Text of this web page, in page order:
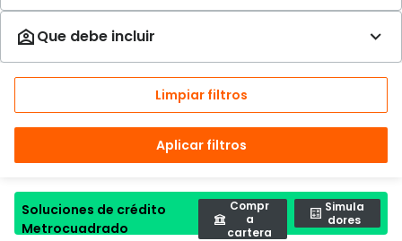
Limpiar filtros
Aplicar filtros
Soluciones de crédito
Metrocuadrado
Compr
a
cartera
Simula
dores